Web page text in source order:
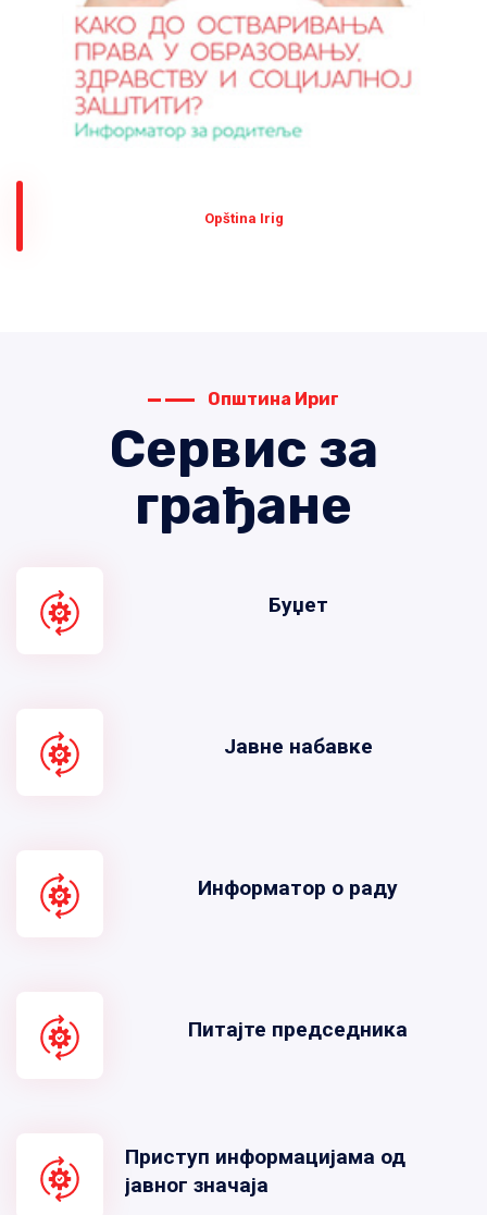
Оpština Irig
Општина Ириг
Сервис за
грађане
Буџет
Јавне набавке
Информатор о раду
Питајте председника
Приступ информацијама од
јавног значаја